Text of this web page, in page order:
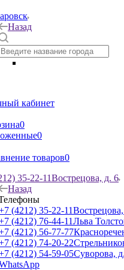
Назад
кабинет
0
0
товаров0
35-22-11Вострецова, д. 6
Назад
(4212) 35-22-11
(4212) 76-44-11Льва
(4212) 56-77-77
(4212) 74-20-22
(4212) 54-59-05Суворова,